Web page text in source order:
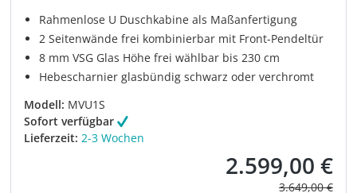
Rahmenlose U Duschkabine als Maßanfertigung
2 Seitenwände frei kombinierbar mit Front-Pendeltür
8 mm VSG Glas Höhe frei wählbar bis 230 cm
Hebescharnier glasbündig schwarz oder verchromt
Modell: MVU1S
Sofort verfügbar
Lieferzeit: 2-3 Wochen
Verkaufspreis:
2.599,00 €
Regulärer
3.649,00 €